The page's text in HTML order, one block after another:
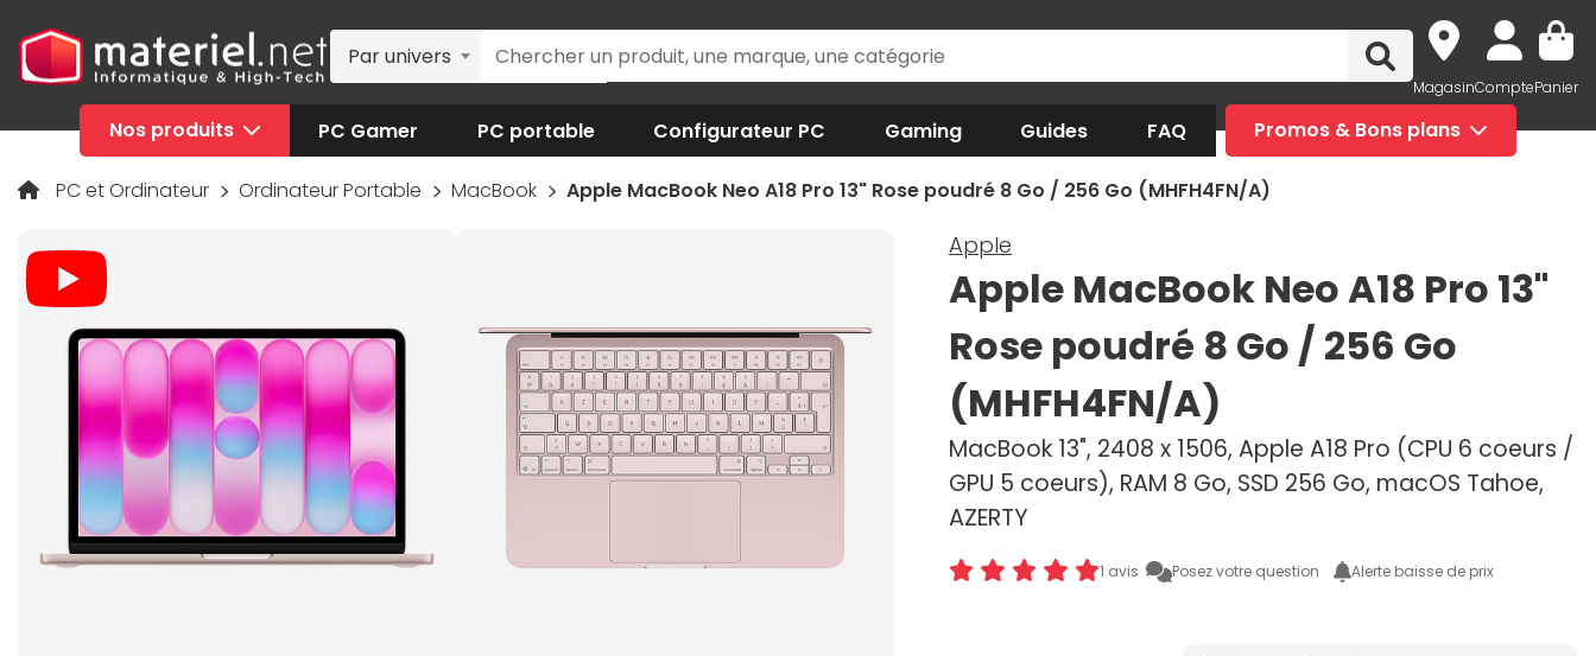
Par univers
MagasinComptePanier
Nos produits PC Gamer PC portable Configurateur PC Gaming Guides FAQ Promos & Bons plans
PC et Ordinateur Ordinateur Portable MacBook Apple MacBook Neo A18 Pro 13" Rose poudré 8 Go / 256 Go (MHFH4FN/A)
Apple
Apple MacBook Neo A18 Pro 13"
Rose poudré 8 Go / 256 Go
(MHFH4FN/A)
MacBook 13", 2408 x 1506, Apple A18 Pro (CPU 6 coeurs /
GPU 5 coeurs), RAM 8 Go, SSD 256 Go, macOS Tahoe,
AZERTY
1 avis Posez votre question Alerte baisse de prix